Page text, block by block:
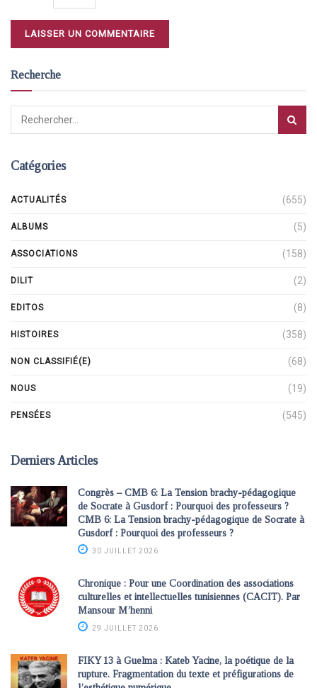
Recherche
Catégories
ACTUALITÉS (655)
ALBUMS (5)
ASSOCIATIONS (158)
DILIT (2)
EDITOS (8)
HISTOIRES (358)
NON CLASSIFIÉ(E) (68)
NOUS (19)
PENSÉES (545)
Derniers Articles
Congrès – CMB 6: La Tension brachy-pédagogique
de Socrate à Gusdorf : Pourquoi des professeurs ?
CMB 6: La Tension brachy-pédagogique de Socrate à
Gusdorf : Pourquoi des professeurs ?
30 JUILLET 2026
Chronique : Pour une Coordination des associations
culturelles et intellectuelles tunisiennes (CACIT). Par
Mansour M’henni
29 JUILLET 2026
FIKY 13 à Guelma : Kateb Yacine, la poétique de la
rupture. Fragmentation du texte et préfigurations de